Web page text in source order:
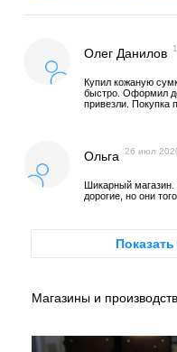
Олег Данилов
Купил кожаную
быстро. Оформил
привезли. Покупка
Ольга 26 июл
Шикарный магазин.
дорогие, но они
Магазины и